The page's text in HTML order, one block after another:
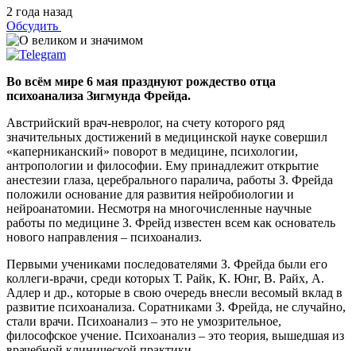
2 года назад
Обсудить
Во всём мире 6 мая празднуют рождество отца
психоанализа Зигмунда Фрейда.
Австрийский врач-невролог, на счету которого ряд
значительных достижений в медицинской науке совершил
«каперниканский» поворот в медицине, психологии,
антропологии и философии. Ему принадлежит открытие
анестезии глаза, церебрального паралича, работы З. Фрейда
положили основание для развития нейробиологии и
нейроанатомии. Несмотря на многочисленные научные
работы по медицине З. Фрейд известен всем как основатель
нового направления – психоанализ.
Первыми учениками последователями З. Фрейда были его
коллеги-врачи, среди которых Т. Райк, К. Юнг, В. Райх, А.
Адлер и др., которые в свою очередь внесли весомый вклад в
развитие психоанализа. Соратниками З. Фрейда, не случайно,
стали врачи. Психоанализ – это не умозрительное,
философское учение. Психоанализ – это теория, вышедшая из